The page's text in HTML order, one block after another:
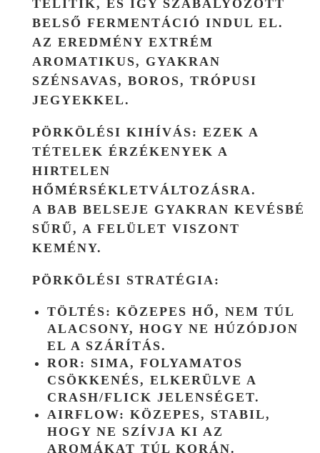
TELÍTIK, ÉS ÍGY SZABÁLYOZOTT
BELSŐ FERMENTÁCIÓ INDUL EL.
AZ EREDMÉNY EXTRÉM
AROMATIKUS, GYAKRAN
SZÉNSAVAS, BOROS, TRÓPUSI
JEGYEKKEL.
PÖRKÖLÉSI KIHÍVÁS: EZEK A
TÉTELEK ÉRZÉKENYEK A
HIRTELEN
HŐMÉRSÉKLETVÁLTOZÁSRA.
A BAB BELSEJE GYAKRAN KEVÉSBÉ
SŰRŰ, A FELÜLET VISZONT
KEMÉNY.
PÖRKÖLÉSI STRATÉGIA:
TÖLTÉS: KÖZEPES HŐ, NEM TÚL
ALACSONY, HOGY NE HÚZÓDJON
EL A SZÁRÍTÁS.
ROR: SIMA, FOLYAMATOS
CSÖKKENÉS, ELKERÜLVE A
CRASH/FLICK JELENSÉGET.
AIRFLOW: KÖZEPES, STABIL,
HOGY NE SZÍVJA KI AZ
AROMÁKAT TÚL KORÁN.